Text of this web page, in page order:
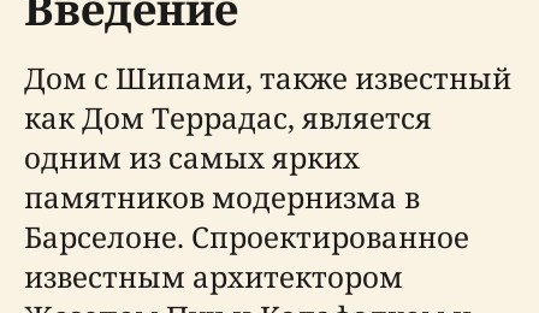
Дом с Шипами, также известный
как Дом Террадас, является
одним из самых ярких
памятников модернизма в
Барселоне. Спроектированное
известным архитектором